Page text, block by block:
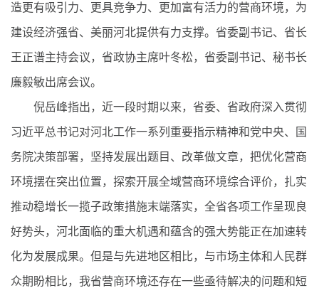
造更有吸引力、更具竞争力、更加富有活力的营商环境，为
建设经济强省、美丽河北提供有力支撑。省委副书记、省长
王正谱主持会议，省政协主席叶冬松，省委副书记、秘书长
廉毅敏出席会议。
倪岳峰指出，近一段时期以来，省委、省政府深入贯彻
习近平总书记对河北工作一系列重要指示精神和党中央、国
务院决策部署，坚持发展出题目、改革做文章，把优化营商
环境摆在突出位置，探索开展全域营商环境综合评价，扎实
推动稳增长一揽子政策措施末端落实，全省各项工作呈现良
好势头，河北面临的重大机遇和蕴含的强大势能正在加速转
化为发展成果。但是与先进地区相比，与市场主体和人民群
众期盼相比，我省营商环境还存在一些亟待解决的问题和短